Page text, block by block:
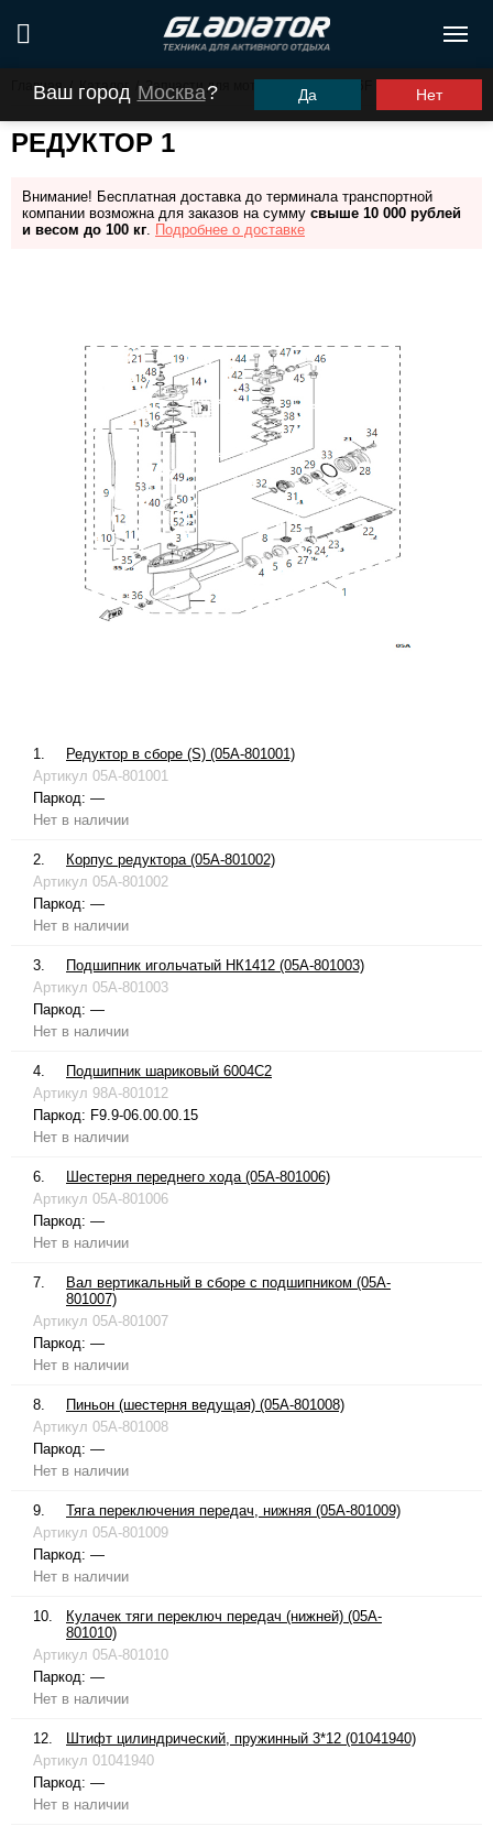
Ваш город Москва? Да Нет
Главная / Каталог Запчасти для моторов ПЛМ Редуктор 1
РЕДУКТОР 1
Внимание! Бесплатная доставка до терминала транспортной
компании возможна для заказов на сумму свыше 10 000 рублей
и весом до 100 кг. Подробнее о доставке
1.
Редуктор в сборе (S) (05A-801001)
Артикул 05A-801001
Паркод: —
Нет в наличии
2.
Корпус редуктора (05A-801002)
Артикул 05A-801002
Паркод: —
Нет в наличии
3.
Подшипник игольчатый НК1412 (05A-801003)
Артикул 05A-801003
Паркод: —
Нет в наличии
4.
Подшипник шариковый 6004C2
Артикул 98A-801012
Паркод: F9.9-06.00.00.15
Нет в наличии
6.
Шестерня переднего хода (05A-801006)
Артикул 05A-801006
Паркод: —
Нет в наличии
7.
Вал вертикальный в сборе с подшипником (05A-
801007)
Артикул 05A-801007
Паркод: —
Нет в наличии
8.
Пиньон (шестерня ведущая) (05A-801008)
Артикул 05A-801008
Паркод: —
Нет в наличии
9.
Тяга переключения передач, нижняя (05A-801009)
Артикул 05A-801009
Паркод: —
Нет в наличии
10.
Кулачек тяги переключ передач (нижней) (05A-
801010)
Артикул 05A-801010
Паркод: —
Нет в наличии
12.
Штифт цилиндрический, пружинный 3*12 (01041940)
Артикул 01041940
Паркод: —
Нет в наличии